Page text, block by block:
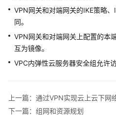
故
障
排
除
题
VPN网关和对端网关的IKE策略
同。
VPN网关和对端网关上配置的本
互为镜像。
VPC内弹性云服务器安全组允许
上一篇：通过VPN实现云上云下网
下一篇：组网和资源规划